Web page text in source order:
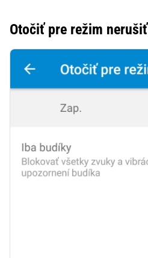
Otočiť pre režim nerušiť